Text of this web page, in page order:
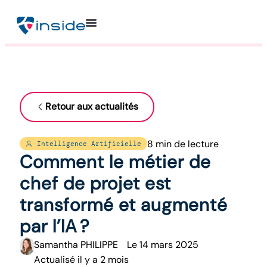
Retour aux actualités
Intelligence Artificielle 8 min de lecture
Comment le métier de
chef de projet est
transformé et augmenté
par l’IA ?
Samantha PHILIPPE Le14 mars 2025
Actualisé il y a 2 mois